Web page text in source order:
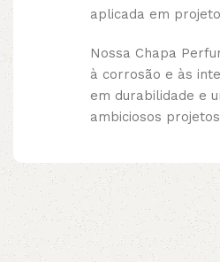
aplicada em
Nossa Chapa
à corrosão e às
em durabilidade e
ambiciosos